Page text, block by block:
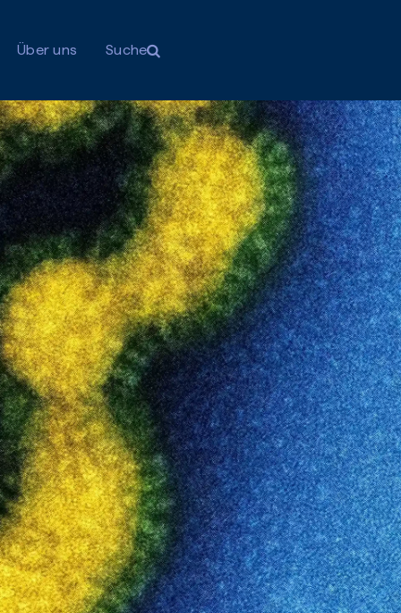
Über uns Suche